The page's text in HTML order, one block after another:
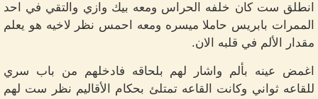
انطلق ست كان خلفه الحراس ومعه بيك وازي والتقي في احد
الممرات بابريس حاملا ميسره ومعه احمس نظر لاخيه هو يعلم
مقدار الألم في قلبه الان.
اغمض عينه بألم واشار لهم بلحاقه فادخلهم من باب سري
للقاعه ثواني وكانت القاعه تمتلئ بحكام الأقاليم نظر ست لهم